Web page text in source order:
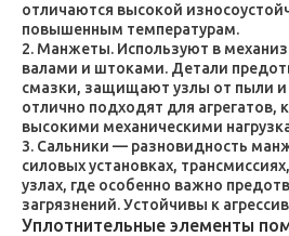
отличаются высокой
повышенным температурам.
Манжеты. Используют в
валами и штоками. Детали
смазки, защищают узлы от пыли
отлично подходят для
высокими механическими
Сальники — разновидность
силовых установках,
узлах, где особенно важно
загрязнений. Устойчивы к
Уплотнительные элементы